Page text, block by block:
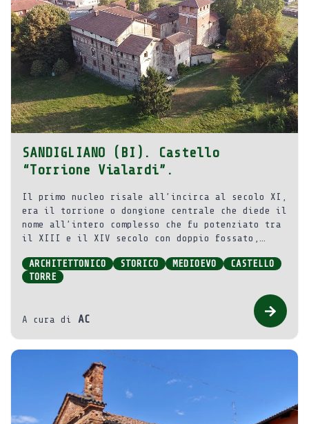
SANDIGLIANO (BI). Castello
“Torrione Vialardi”.
Il primo nucleo risale all’incirca al secolo XI,
era il torrione o dongione centrale che diede il
nome all’intero complesso che fu potenziato tra
il XIII e il XIV secolo con doppio fossato,
cortina dei fabbricati preesistenti.
ARCHITETTONICO STORICO MEDIOEVO
CASTELLO
TORRE
A cura di AC